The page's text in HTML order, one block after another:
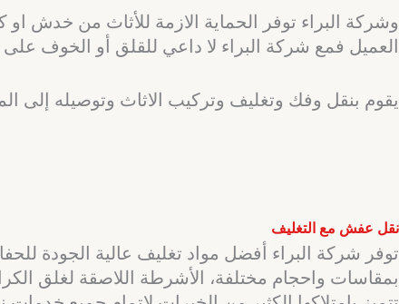
وشركة البراء توفر الحماية الازمة للأثاث من خدش
العميل فمع شركة البراء لا داعي للقلق أو الخوف
يقوم بنقل وفك وتغليف وتركيب الاثاث وتوصيله إلى
نقل عفش مع التغليف
توفر شركة البراء أفضل مواد تغليف عالية الجودة
بمقاسات واحجام مختلفة، الأشرطة اللاصقة لغلق